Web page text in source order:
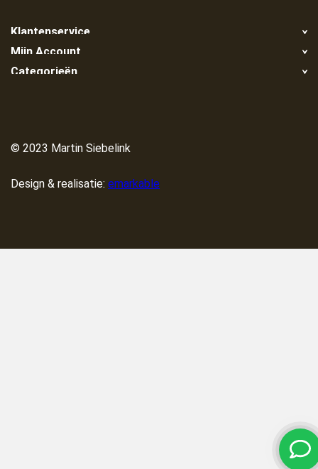
Klantenservice
Retour
Disclaimer
Mijn Account
Registreren
Categorieën
Grond/zand nodig?
Container wisselen
© 2023 Martin Siebelink
Design & realisatie: emarkable